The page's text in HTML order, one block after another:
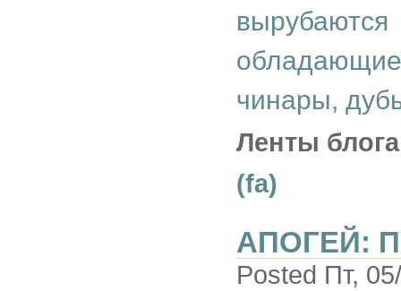
чинары,
Ленты
(fa)
АПОГЕЙ:
Posted Пт,